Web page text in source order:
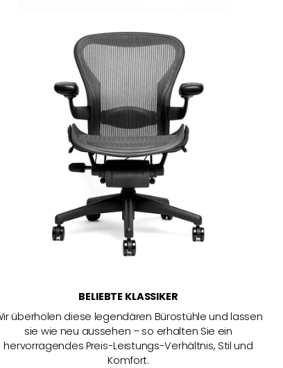
BELIEBTE KLASSIKER
überholen diese legendären Bürostühle und lassen
sie wie neu aussehen – so erhalten Sie ein
hervorragendes Preis-Leistungs-Verhältnis, Stil und
Komfort.